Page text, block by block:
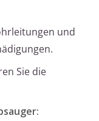
und
Sie die